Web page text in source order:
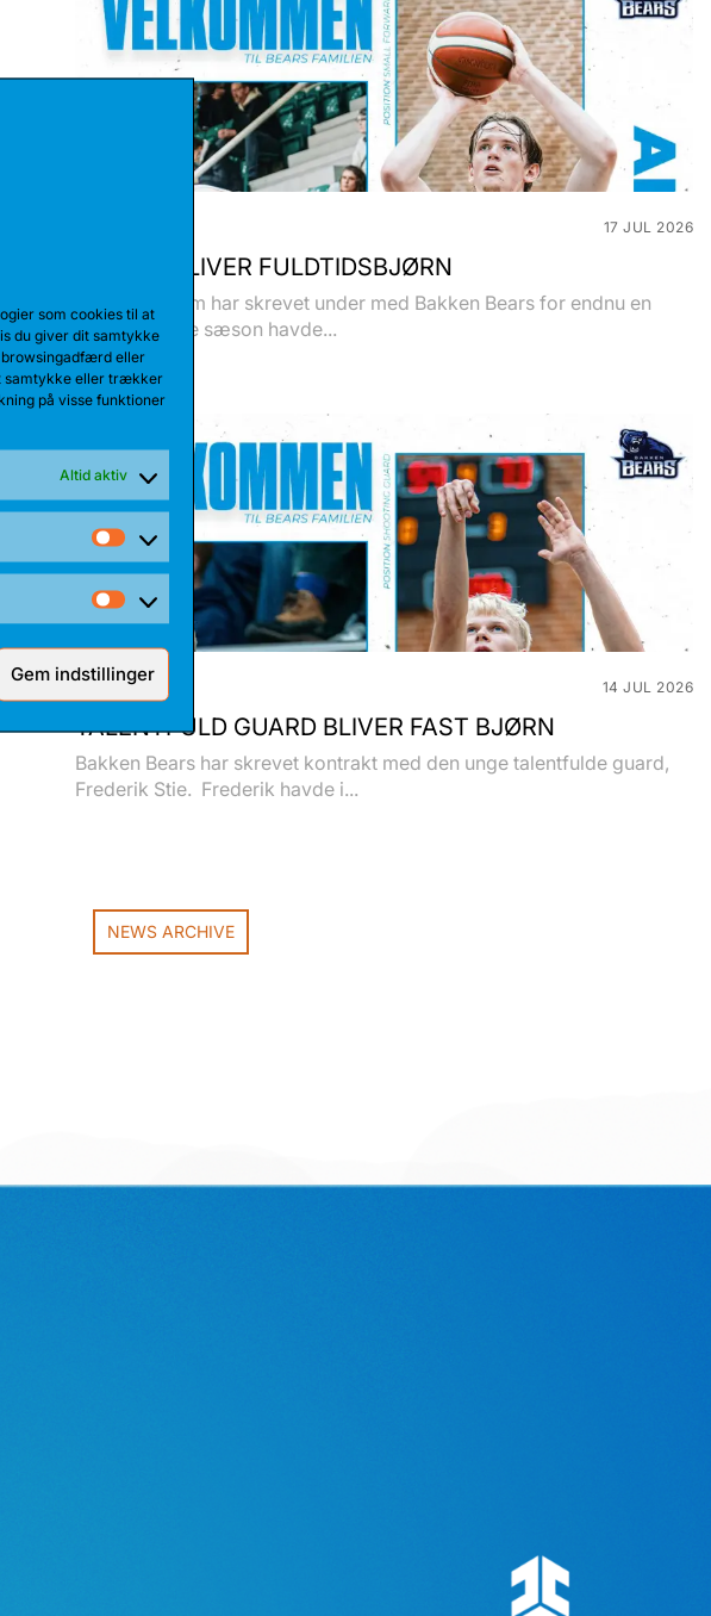
som cookies til at
du giver dit samtykke
browsingadfærd eller
samtykke eller trækker
på visse funktioner
Altid aktiv
Statistikker
Marketing
Gem indstillinger
17 JUL 2026
TALENT BLIVER FULDTIDSBJØRN
Anton Katholm har skrevet under med Bakken Bears for endnu en
sæson. Sidste sæson havde...
14 JUL 2026
TALENTFULD GUARD BLIVER FAST BJØRN
Bakken Bears har skrevet kontrakt med den unge talentfulde guard,
Frederik Stie. Frederik havde i...
NEWS ARCHIVE